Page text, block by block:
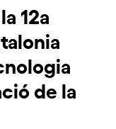
12a
de la